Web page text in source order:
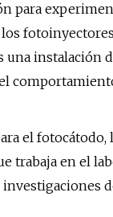
una
el fotocátodo,
trabaja en el